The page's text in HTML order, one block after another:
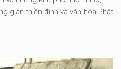
gian thiền định và văn hóa Phật